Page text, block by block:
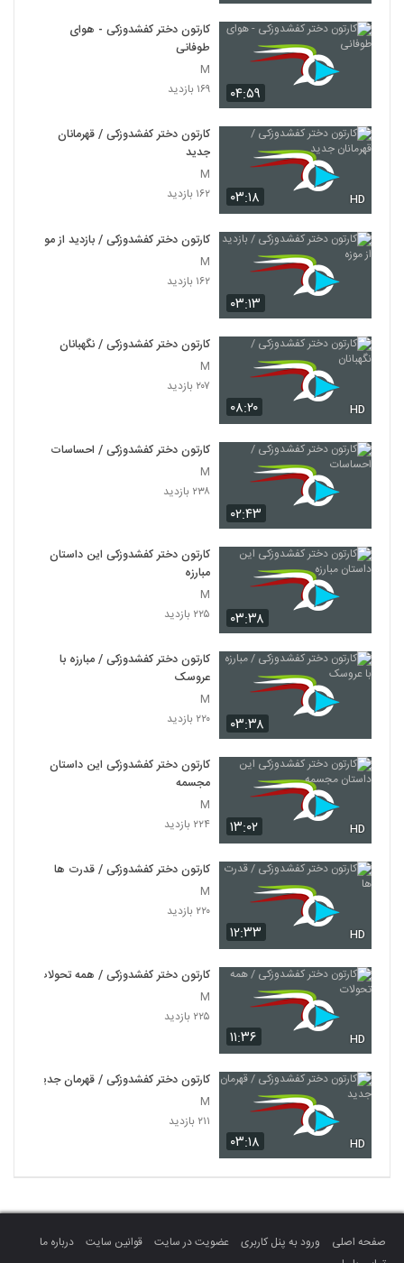
۰۴:۵۹
کارتون دختر کفشدوزکی - هوای
طوفانی
M
۱۶۹ بازدید
۰۳:۱۸ HD
کارتون دختر کفشدوزکی / قهرمانان
جدید
M
۱۶۲ بازدید
۰۳:۱۳
کارتون دختر کفشدوزکی / بازدید از موزه
M
۱۶۲ بازدید
۰۸:۲۰ HD
کارتون دختر کفشدوزکی / نگهبانان
M
۲۰۷ بازدید
۰۲:۴۳
کارتون دختر کفشدوزکی / احساسات
M
۲۳۸ بازدید
۰۳:۳۸
کارتون دختر کفشدوزکی این داستان
مبارزه
M
۲۲۵ بازدید
۰۳:۳۸
کارتون دختر کفشدوزکی / مبارزه با
عروسک
M
۲۲۰ بازدید
۱۳:۰۲ HD
کارتون دختر کفشدوزکی این داستان
مجسمه
M
۲۲۴ بازدید
۱۲:۳۳ HD
کارتون دختر کفشدوزکی / قدرت ها
M
۲۲۰ بازدید
۱۱:۳۶ HD
کارتون دختر کفشدوزکی / همه تحولات
M
۲۲۵ بازدید
۰۳:۱۸ HD
کارتون دختر کفشدوزکی / قهرمان جدید
M
۲۱۱ بازدید
صفحه اصلی ورود به پنل کاربری عضویت در سایت قوانین سایت
درباره ما